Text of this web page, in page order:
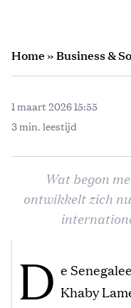
Home»Business &
1 maart 2026 15:55
3 min. leestijd
Wat begon
ontwikkelt zich
D e
Khaby